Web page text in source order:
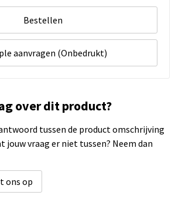
Bestellen
aanvragen (Onbedrukt)
over dit product?
tussen de product omschrijving
jouw vraag er niet tussen? Neem dan
ons op